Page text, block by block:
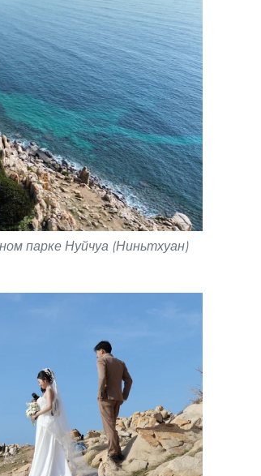
парке Нуйчуа (Ниньтхуан)